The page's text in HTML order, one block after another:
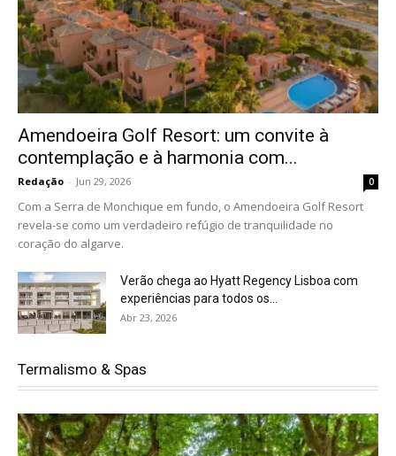
Amendoeira Golf Resort: um convite à
contemplação e à harmonia com...
Redação - Jun 29, 2026 0
Com a Serra de Monchique em fundo, o Amendoeira Golf Resort
revela-se como um verdadeiro refúgio de tranquilidade no
coração do algarve.
Verão chega ao Hyatt Regency Lisboa com
experiências para todos os...
Abr 23, 2026
Termalismo & Spas